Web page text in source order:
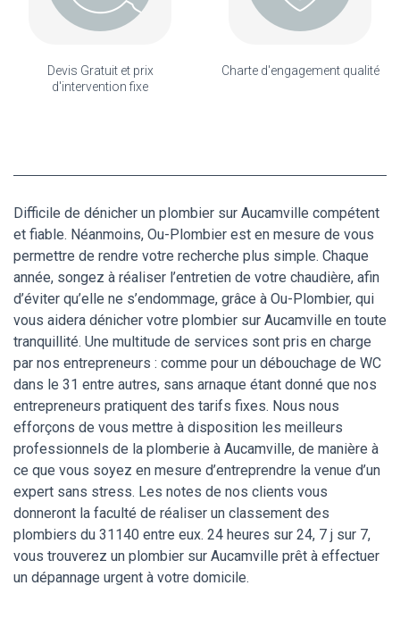
Devis Gratuit et prix
d'intervention fixe
Charte d'engagement qualité
Difficile de dénicher un plombier sur Aucamville compétent
et fiable. Néanmoins, Ou-Plombier est en mesure de vous
permettre de rendre votre recherche plus simple. Chaque
année, songez à réaliser l’entretien de votre chaudière, afin
d’éviter qu’elle ne s’endommage, grâce à Ou-Plombier, qui
vous aidera dénicher votre plombier sur Aucamville en toute
tranquillité. Une multitude de services sont pris en charge
par nos entrepreneurs : comme pour un débouchage de WC
dans le 31 entre autres, sans arnaque étant donné que nos
entrepreneurs pratiquent des tarifs fixes. Nous nous
efforçons de vous mettre à disposition les meilleurs
professionnels de la plomberie à Aucamville, de manière à
ce que vous soyez en mesure d’entreprendre la venue d’un
expert sans stress. Les notes de nos clients vous
donneront la faculté de réaliser un classement des
plombiers du 31140 entre eux. 24 heures sur 24, 7 j sur 7,
vous trouverez un plombier sur Aucamville prêt à effectuer
un dépannage urgent à votre domicile.